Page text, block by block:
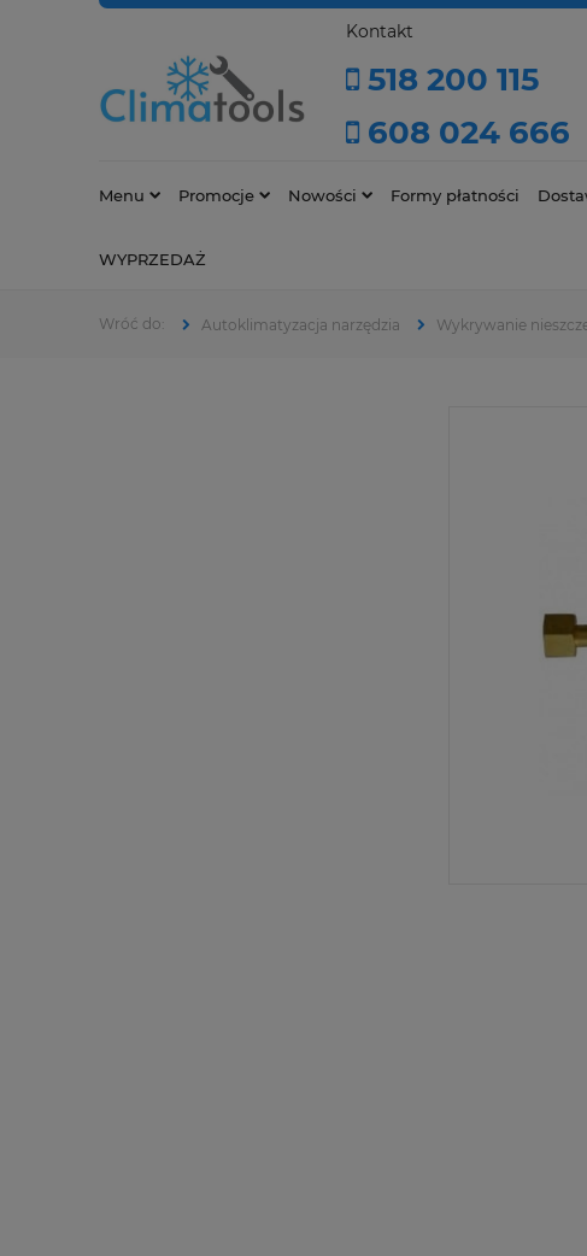
Kontakt
518 200 115
608 024 666
Menu Promocje Nowości Formy płatności
WYPRZEDAŻ
Autoklimatyzacja narzędzia Wykrywanie